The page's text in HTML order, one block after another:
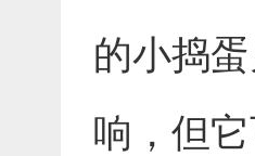
的小捣
响，但